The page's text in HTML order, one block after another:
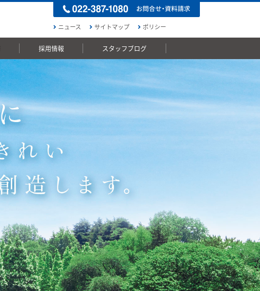
ニュース サイトマップ ポリシー
採用情報 スタッフブログ